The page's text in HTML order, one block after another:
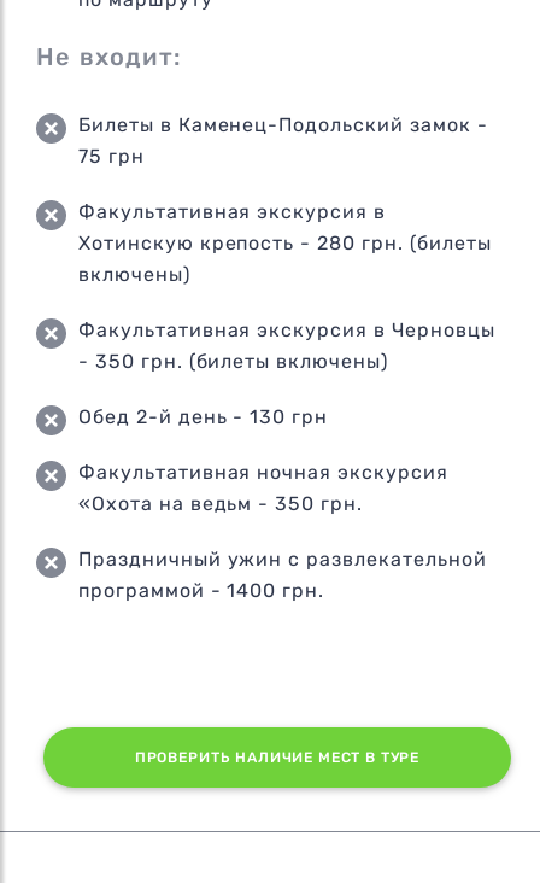
Не входит:
Билеты в Каменец-Подольский замок -
75 грн
Факультативная экскурсия в
Хотинскую крепость - 280 грн. (билеты
включены)
Факультативная экскурсия в Черновцы
- 350 грн. (билеты включены)
Обед 2-й день - 130 грн
Факультативная ночная экскурсия
«Охота на ведьм - 350 грн.
Праздничный ужин с развлекательной
программой - 1400 грн.
ПРОВЕРИТЬ НАЛИЧИЕ МЕСТ В ТУРЕ